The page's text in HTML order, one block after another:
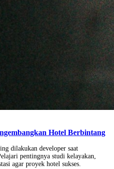
Hotel Berbintang
dilakukan developer saat
pentingnya studi kelayakan,
agar proyek hotel sukses.